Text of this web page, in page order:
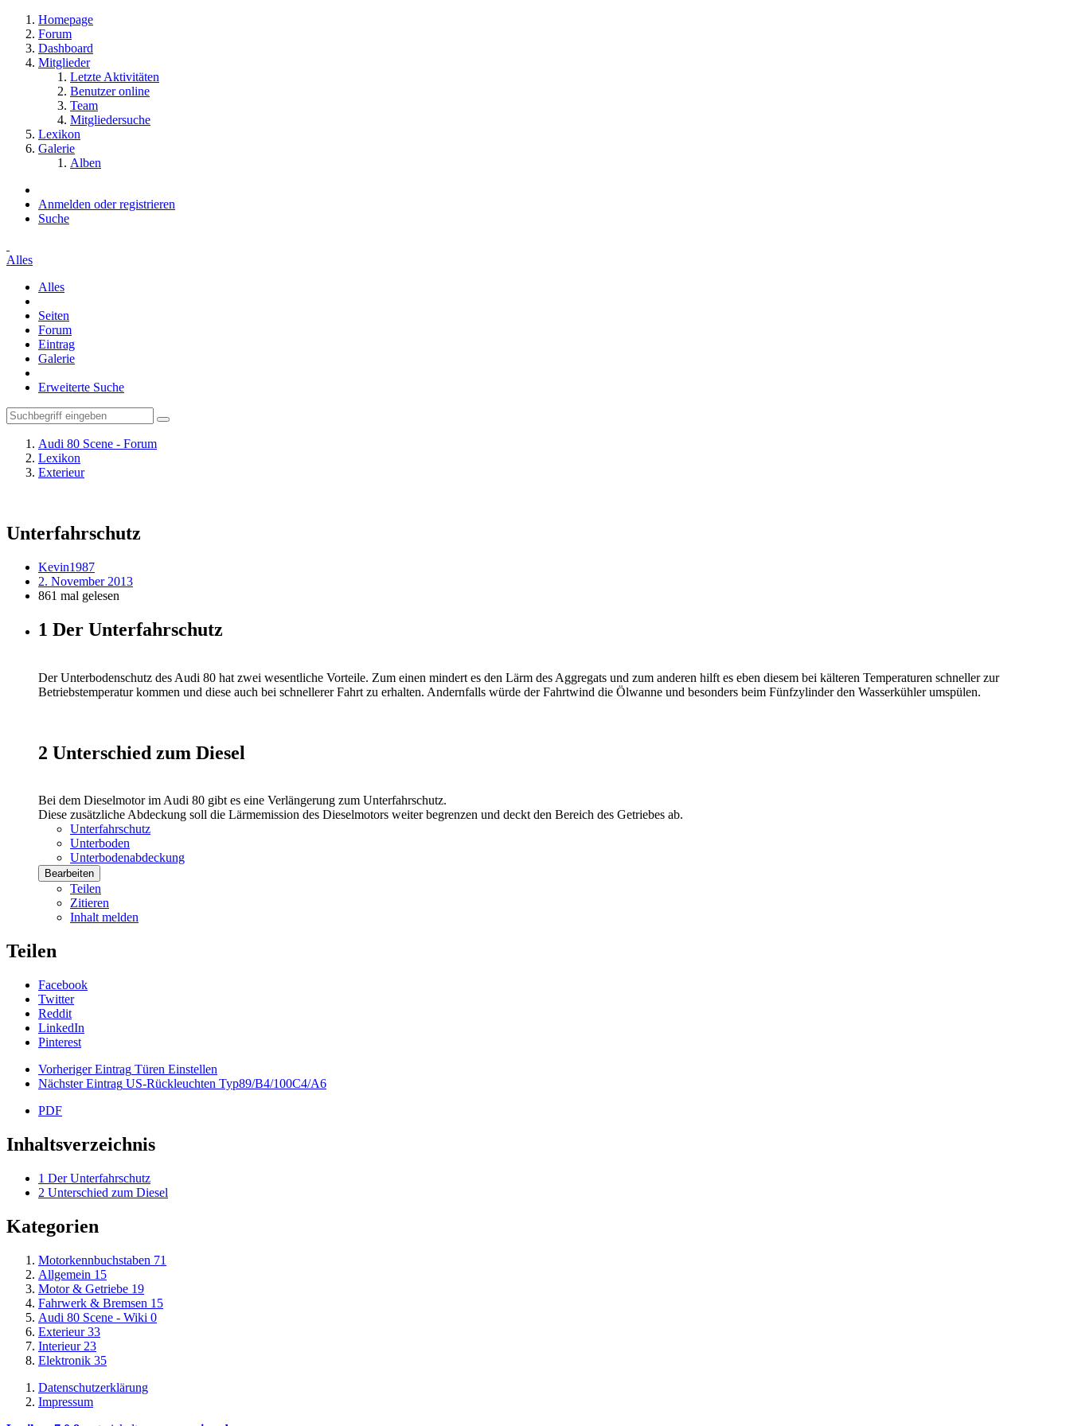
Homepage
Forum
Dashboard
Mitglieder
Letzte Aktivitäten
Benutzer online
Team
Mitgliedersuche
Lexikon
Galerie
Alben
Anmelden oder registrieren
Suche
Alles
Alles
Seiten
Forum
Eintrag
Galerie
Erweiterte Suche
Audi 80 Scene - Forum
Lexikon
Exterieur
Unterfahrschutz
Kevin1987
2. November 2013
861 mal gelesen
1 Der Unterfahrschutz
Der Unterbodenschutz des Audi 80 hat zwei wesentliche Vorteile. Zum einen mindert es den Lärm des Aggregats und zum anderen hilft es eben diesem bei kälteren Temperaturen schneller zur
Betriebstemperatur kommen und diese auch bei schnellerer Fahrt zu erhalten. Andernfalls würde der Fahrtwind die Ölwanne und besonders beim Fünfzylinder den Wasserkühler umspülen.
2 Unterschied zum Diesel
Bei dem Dieselmotor im Audi 80 gibt es eine Verlängerung zum Unterfahrschutz.
Diese zusätzliche Abdeckung soll die Lärmemission des Dieselmotors weiter begrenzen und deckt den Bereich des Getriebes ab.
Unterfahrschutz
Unterboden
Unterbodenabdeckung
Bearbeiten
Teilen
Zitieren
Inhalt melden
Teilen
Facebook
Twitter
Reddit
LinkedIn
Pinterest
Vorheriger Eintrag Türen Einstellen
Nächster Eintrag US-Rückleuchten Typ89/B4/100C4/A6
PDF
Inhaltsverzeichnis
1 Der Unterfahrschutz
2 Unterschied zum Diesel
Kategorien
Motorkennbuchstaben 71
Allgemein 15
Motor & Getriebe 19
Fahrwerk & Bremsen 15
Audi 80 Scene - Wiki 0
Exterieur 33
Interieur 23
Elektronik 35
Datenschutzerklärung
Impressum